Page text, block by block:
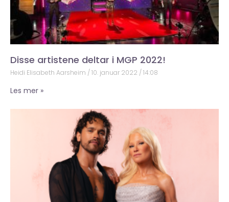
Disse artistene deltar i MGP 2022!
Heidi Elisabeth Aarsheim 10. januar 2022 14:08
Les mer »